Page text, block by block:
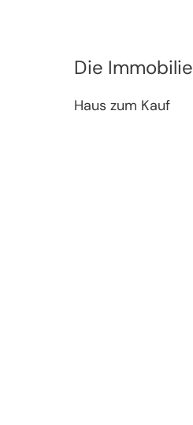
Die Immobilie
Haus zum Kauf